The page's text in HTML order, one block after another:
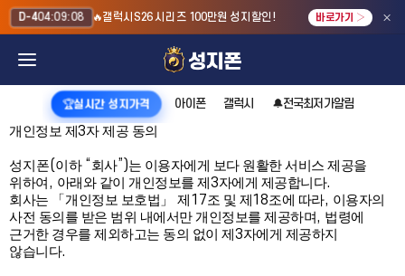
D-404:09:08 🔥갤럭시S26 시리즈 100만원 성지할인! 바로가기 › ×
🏆실시간 성지가격 아이폰 갤럭시 🔔전국최저가알림
개인정보 제 3자 제공 동의
성지폰(이하 “회사”)는 이용자에게 보다 원활한 서비스 제공을
위하여 , 아래와 같이 개인정보를 제 3자에게 제공합니다.
회사는 「 개인정보 보호법 」 제 17조 및 제 18조에 따라, 이용자의
사전 동의를 받은 범위 내에서만 개인정보를 제공하며, 법령에
근거한 경우를 제외하고는 동의 없이 제 3자에게 제공하지
않습니다.